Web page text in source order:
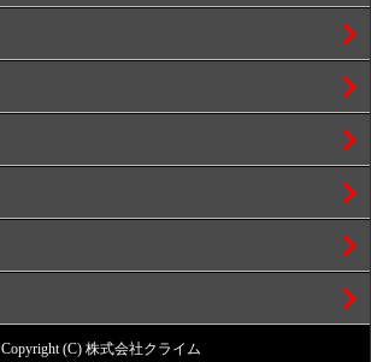
Copyright (C) 株式会社クライム